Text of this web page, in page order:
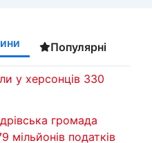
Популярні
у херсонців 330
громада
мільйонів податків